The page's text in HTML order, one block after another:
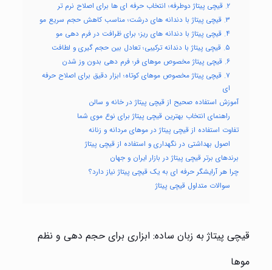
۲. قیچی پیتاژ دوطرفه؛ انتخاب حرفه ای ها برای اصلاح نرم تر
۳. قیچی پیتاژ با دندانه های درشت؛ مناسب کاهش حجم سریع مو
۴. قیچی پیتاژ با دندانه های ریز؛ برای ظرافت در فرم دهی مو
۵. قیچی پیتاژ با دندانه ترکیبی؛ تعادل بین حجم گیری و لطافت
۶. قیچی پیتاژ مخصوص موهای فر؛ فرم دهی بدون وز شدن
۷. قیچی پیتاژ مخصوص موهای کوتاه؛ ابزار دقیق برای اصلاح حرفه
ای
آموزش استفاده صحیح از قیچی پیتاژ در خانه و سالن
راهنمای انتخاب بهترین قیچی پیتاژ برای نوع موی شما
تفاوت استفاده از قیچی پیتاژ در موهای مردانه و زنانه
اصول بهداشتی در نگهداری و استفاده از قیچی پیتاژ
برندهای برتر قیچی پیتاژ در بازار ایران و جهان
چرا هر آرایشگر حرفه ای به یک قیچی پیتاژ نیاز دارد؟
سوالات متداول قیچی پیتاژ
قیچی پیتاژ به زبان ساده: ابزاری برای حجم دهی و نظم
موها